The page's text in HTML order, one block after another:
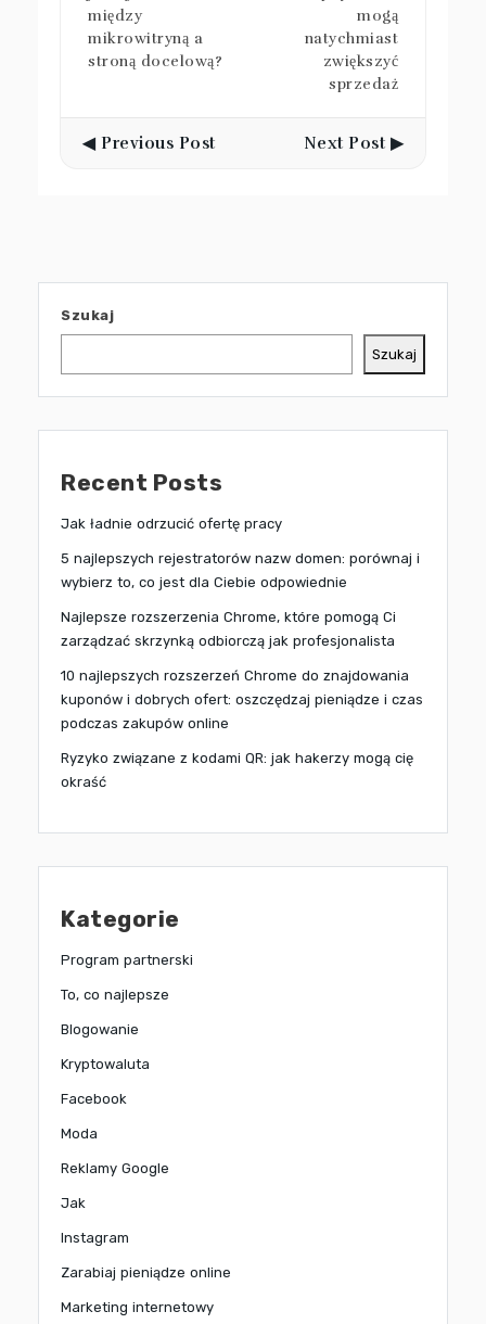
między
mikrowitryną a
stroną docelową?
mogą
natychmiast
zwiększyć
sprzedaż
◀ Previous Post Next Post ▶
Szukaj
Szukaj
Recent Posts
Jak ładnie odrzucić ofertę pracy
5 najlepszych rejestratorów nazw domen: porównaj i
wybierz to, co jest dla Ciebie odpowiednie
Najlepsze rozszerzenia Chrome, które pomogą Ci
zarządzać skrzynką odbiorczą jak profesjonalista
10 najlepszych rozszerzeń Chrome do znajdowania
kuponów i dobrych ofert: oszczędzaj pieniądze i czas
podczas zakupów online
Ryzyko związane z kodami QR: jak hakerzy mogą cię
okraść
Kategorie
Program partnerski
To, co najlepsze
Blogowanie
Kryptowaluta
Facebook
Moda
Reklamy Google
Jak
Instagram
Zarabiaj pieniądze online
Marketing internetowy